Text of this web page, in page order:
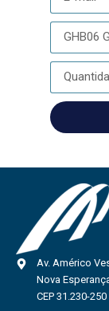
Av. Américo
Nova
CEP 31.230-250